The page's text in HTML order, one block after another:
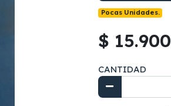
Pocas Unidades.
$ 15.900
CANTIDAD